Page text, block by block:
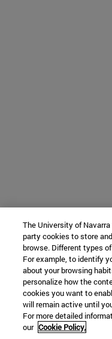
The University of
party cookies to store
browse. Different types
For example, to identify
about your browsing
personalize how the
cookies you want to
will remain active until
For more detailed
our Cookie Policy.